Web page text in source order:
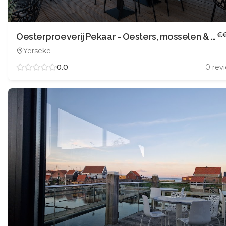
Oesterproeverij Pekaar - Oesters, mosselen & meer
Yerseke
€
0.0 0